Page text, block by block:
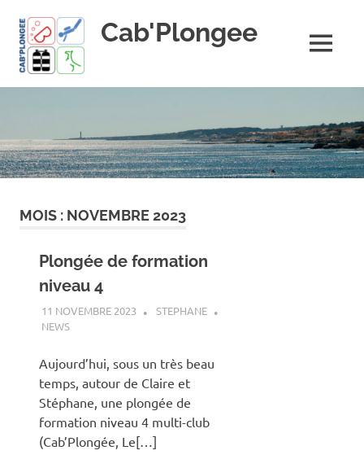
content
Cab'Plongee
!
MENU
MOIS : NOVEMBRE 2023
Plongée de formation
niveau 4
11 NOVEMBRE 2023
STEPHANE
NEWS
Aujourd’hui, sous un très beau
temps, autour de Claire et
Stéphane, une plongée de
formation niveau 4 multi-club
(Cab’Plongée, Le[…]